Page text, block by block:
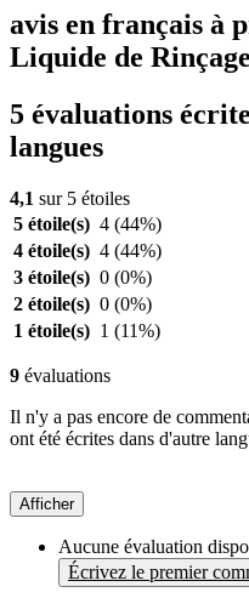
avis en français à
Liquide de Rinçage
5 évaluations
langues
4,1 sur 5 étoiles
5 étoile(s) 4 (44%)
4 étoile(s) 4 (44%)
3 étoile(s) 0 (0%)
2 étoile(s) 0 (0%)
1 étoile(s) 1 (11%)
9 évaluations
Il n'y a pas encore de
ont été écrites dans d'autre
Afficher
Aucune évaluation
Écrivez le premier